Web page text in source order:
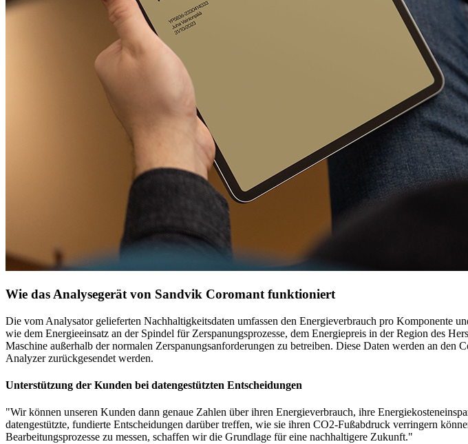
Wie das Analysegerät von Sandvik Coromant funktioniert
Die vom Analysator gelieferten Nachhaltigkeitsdaten umfassen den Energieverbrauch pro Komponente
wie dem Energieeinsatz an der Spindel für Zerspanungsprozesse, dem Energiepreis in der Region des
Maschine außerhalb der normalen Zerspanungsanforderungen zu betreiben. Diese Daten werden an
Analyzer zurückgesendet werden.
Unterstützung der Kunden bei datengestützten Entscheidungen
"Wir können unseren Kunden dann genaue Zahlen über ihren Energieverbrauch, ihre
datengestützte, fundierte Entscheidungen darüber treffen, wie sie ihren CO2-Fußabdruck verringern
Bearbeitungsprozesse zu messen, schaffen wir die Grundlage für eine nachhaltigere Zukunft."